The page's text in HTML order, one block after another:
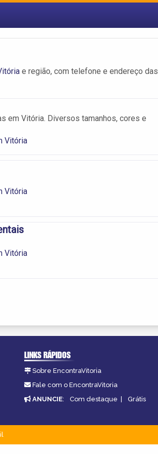
e região, com telefone e endereço das
em Vitória. Diversos tamanhos, cores e
Vitória
Vitória
Vitória
LINKS RÁPIDOS
Sobre EncontraVitoria
Fale com o EncontraVitoria
ANUNCIE: Com destaque | Grátis